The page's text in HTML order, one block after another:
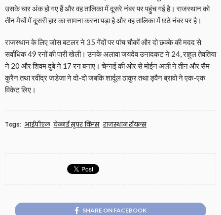
उसके चार अंक हो गए हैं और वह तालिका में दूसरे नंबर पर पहुंच गई है। राजस्थान को
तीन मैचों में दूसरी हार का सामना करना पड़ा है और वह तालिका में छठे नंबर पर है।
राजस्थान के लिए जोस बटलर ने 35 गेंदों पर पांच चौकों और दो छक्के की मदद से
सर्वाधिक 49 रनों की पारी खेली। उनके अलावा जयदेव उनादकट ने 24, राहुल तेवतिया
ने 20 और शिवम दुबे ने 17 रन बनाए। चेन्नई की ओर से मोईन अली ने तीन और सैम
कुरैन तथा रवींद्र जडेजा ने दो-दो जबकि शार्दूल ठाकुर तथा ड्वैन ब्रावो ने एक-एक
विकेट लिए।
Tags: आईपीएल चेन्नई सुपर किंग्स राजस्थान रॉयल्स
SHARE ON FACEBOOK